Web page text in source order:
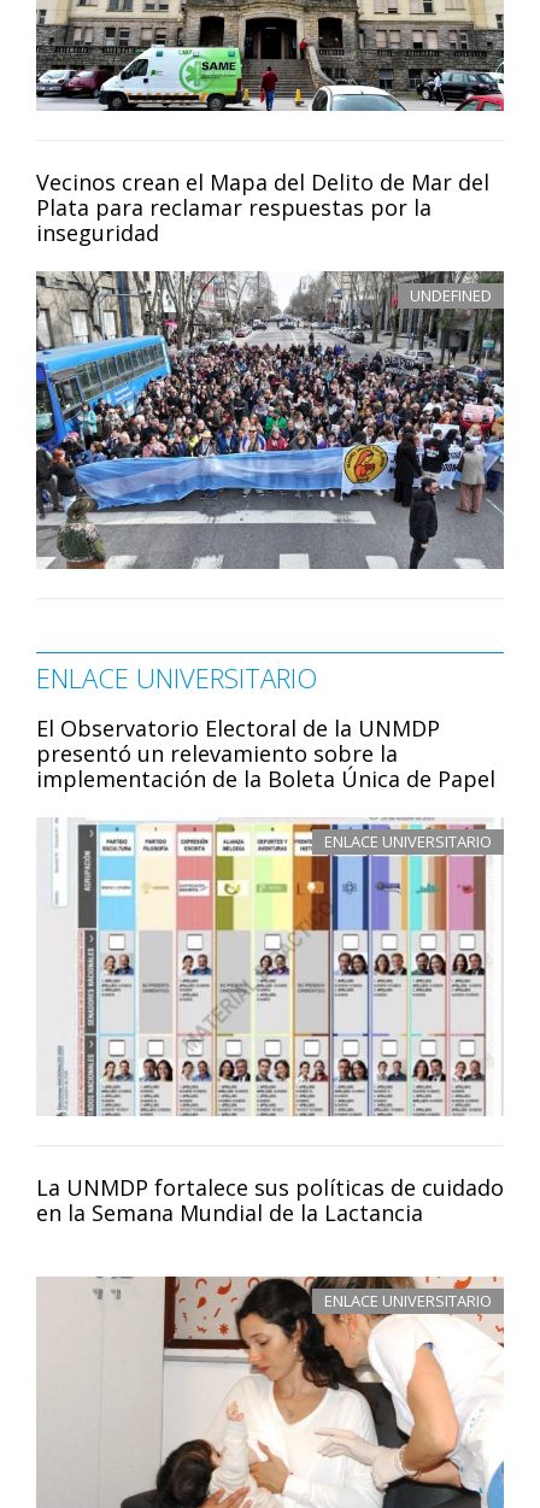
Vecinos crean el Mapa del Delito de Mar del
Plata para reclamar respuestas por la
inseguridad
UNDEFINED
ENLACE UNIVERSITARIO
El Observatorio Electoral de la UNMDP
presentó un relevamiento sobre la
implementación de la Boleta Única de Papel
ENLACE UNIVERSITARIO
La UNMDP fortalece sus políticas de cuidado
en la Semana Mundial de la Lactancia
ENLACE UNIVERSITARIO